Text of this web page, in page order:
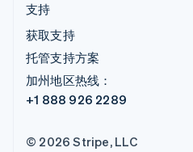
支持
获取支持
托管支持方案
加州地区热线：
+1 888 926 2289
© 2026 Stripe, LLC